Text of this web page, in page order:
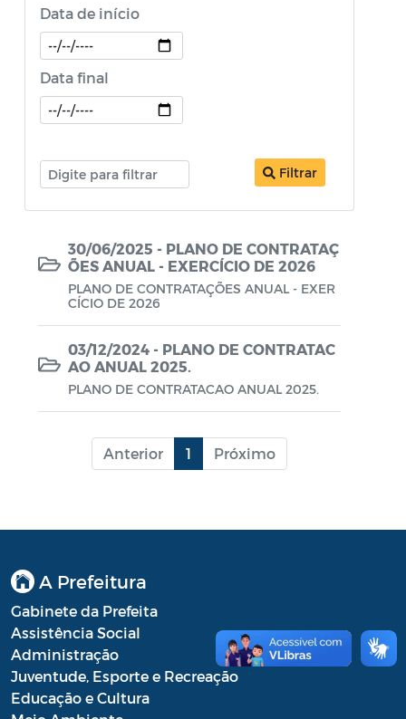
Decretos SEPOL
Decretos Sobre o Coronavírus COVID-19
Legislação ISS
Legislação Tributária - IPTU
Lei Aldir Blanc
Lei Aldir Blanc - PNAB 2
Lei Aldir Blanc - PNAB 2025
Lei Aldir Blanc - EDITAL EMERGENCIAL
DE PROJETOS CULTURAIS
EMERGENCIAL DA CULTURA
Movimentações Orçamentárias
Plano de Contratações Anual (PCA)
Plano Plurianual (PPA)
Data de início
Data final
Filtrar
30/06/2025 - PLANO DE CONTRATAÇ
ÕES ANUAL - EXERCÍCIO DE 2026
PLANO DE CONTRATAÇÕES ANUAL - EXER
CÍCIO DE 2026
03/12/2024 - PLANO DE CONTRATAC
AO ANUAL 2025.
PLANO DE CONTRATACAO ANUAL 2025.
Anterior 1 Próximo
A Prefeitura
Gabinete da Prefeita
Assistência Social
Administração
Juventude, Esporte e Recreação
Educação e Cultura